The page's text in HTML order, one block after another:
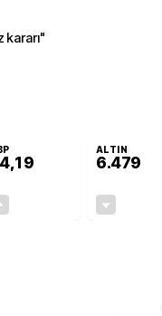
kararı"
ALTIN
6.479